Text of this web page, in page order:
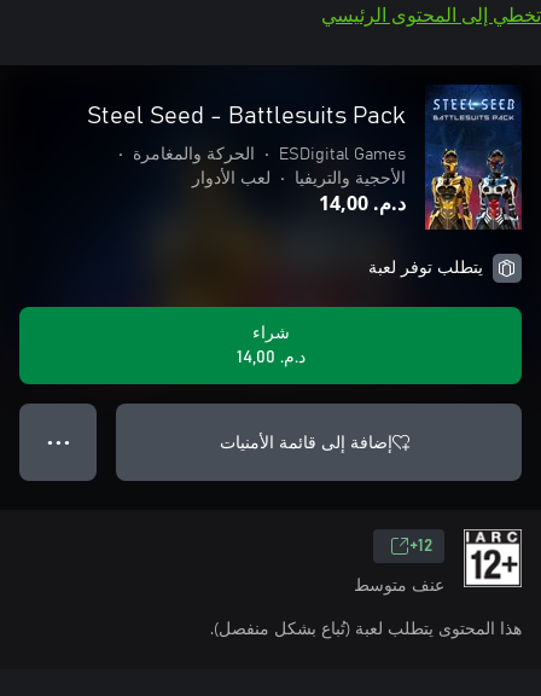
تخطي إلى المحتوى الرئيسي
Steel Seed - Battlesuits Pack
ESDigital Games
• الحركة والمغامرة
•
الأحجية والتريفيا
• لعب الأدوار
د.م.‏ 14,00
يتطلب توفر لعبة
شراء
د.م.‏ 14,00
إضافة إلى قائمة الأمنيات ● ● ●
12+
عنف متوسط
هذا المحتوى يتطلب لعبة (تُباع بشكل منفصل).